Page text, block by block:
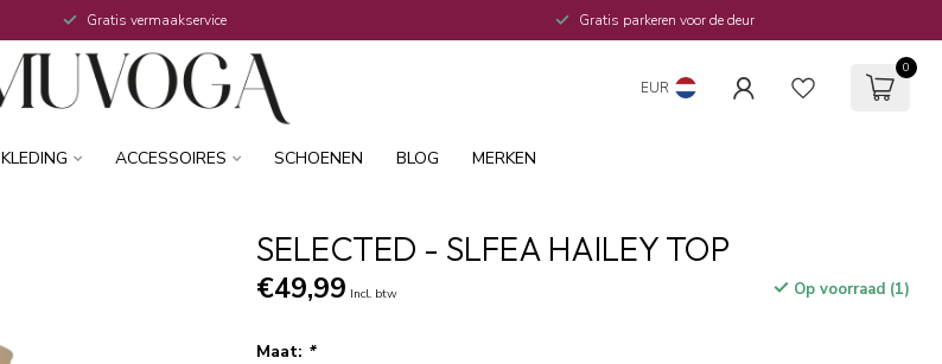
Gratis vermaakservice Gratis parkeren voor de deur
EUR
0
KLEDING ACCESSOIRES SCHOENEN BLOG MERKEN
SELECTED - SLFEA HAILEY TOP
€49,99 Incl. btw Op voorraad (1)
Maat: *